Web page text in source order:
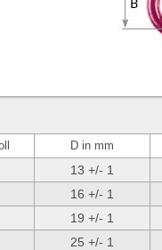
D in mm
13 +/- 1
16 +/- 1
19 +/- 1
25 +/- 1